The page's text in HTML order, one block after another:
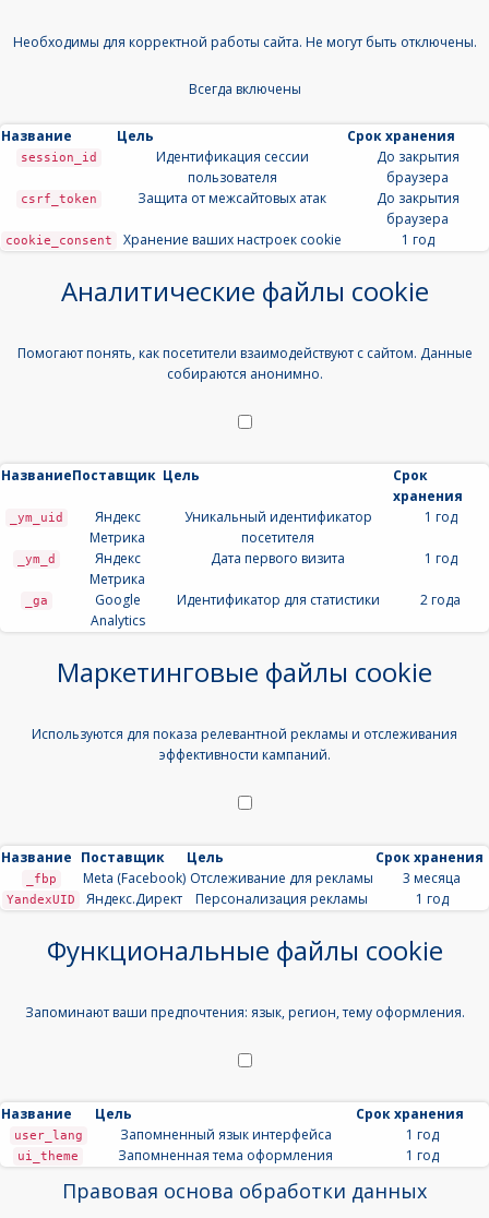
Необходимы для корректной работы сайта. Не могут быть отключены.
Всегда включены
Название Цель Срок хранения
session_id
Идентификация сессии
пользователя
До закрытия
браузера
csrf_token Защита от межсайтовых атак
До закрытия
браузера
cookie_consent Хранение ваших настроек cookie 1 год
Аналитические файлы cookie
Помогают понять, как посетители взаимодействуют с сайтом. Данные
собираются анонимно.
НазваниеПоставщик Цель
Срок
хранения
_ym_uid
Яндекс
Метрика
Уникальный идентификатор
посетителя
1 год
_ym_d
Яндекс
Метрика
Дата первого визита 1 год
_ga
Google
Analytics
Идентификатор для статистики 2 года
Маркетинговые файлы cookie
Используются для показа релевантной рекламы и отслеживания
эффективности кампаний.
Название Поставщик Цель Срок хранения
_fbp Meta (Facebook) Отслеживание для рекламы 3 месяца
YandexUID Яндекс.Директ Персонализация рекламы 1 год
Функциональные файлы cookie
Запоминают ваши предпочтения: язык, регион, тему оформления.
Название Цель Срок хранения
user_lang Запомненный язык интерфейса 1 год
ui_theme Запомненная тема оформления 1 год
Правовая основа обработки данных